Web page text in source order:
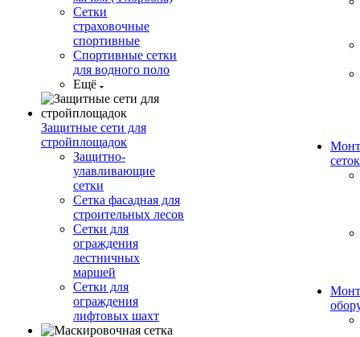
Сетки
страховочные
спортивные
Спортивные сетки
для водного поло
Ещё
Защитные сети для
стройплощадок
Защитно-
улавливающие
сетки
Сетка фасадная для
строительных лесов
Сетки для
ограждения
лестничных
маршей
Сетки для
ограждения
лифтовых шахт
сеток